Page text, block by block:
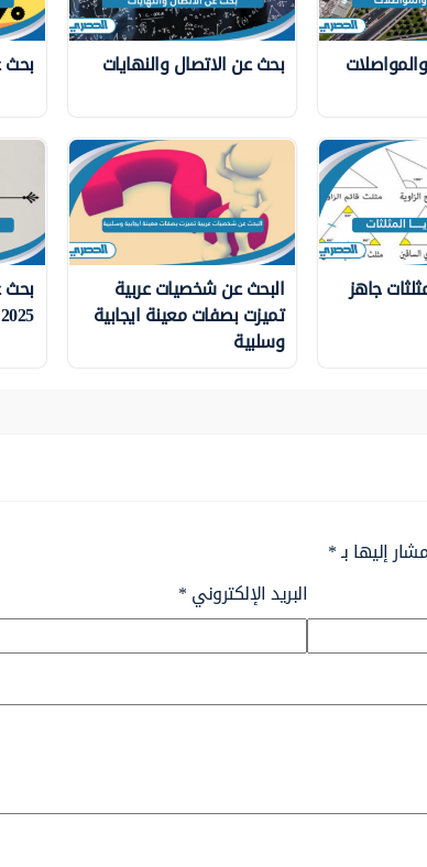
بحث عن الاتصال والنهايات بحث
جاهز البحث عن شخصيات عربية
تميزت بصفات معينة ايجابية
وسلبية
بحث
2025
إليها بـ*
البريد الإلكتروني*